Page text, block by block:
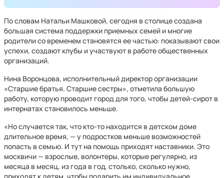
По словам Натальи Машковой, сегодня в столице создана
большая система поддержки приемных семей и многие
родители со временем становятся ее частью: показывают свои
успехи, создают клубы и участвуют в работе общественных
организаций.
Нина Воронцова, исполнительный директор организации
«Старшие братья. Старшие сестры», отметила большую
работу, которую проводит город для того, чтобы детей-сирот в
интернатах становилось меньше.
«Но случается так, что кто-то находится в детском доме
длительное время, — у подростков меньше возможностей
попасть в семью. И тут на помощь приходят наставники. Это
москвичи — взрослые, волонтеры, которые регулярно, из
месяца в месяц, из года в год, столько, сколько нужно,